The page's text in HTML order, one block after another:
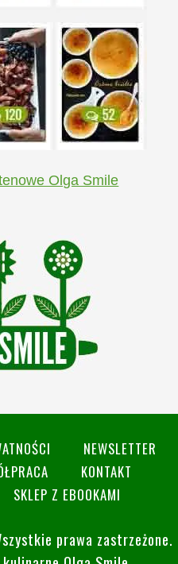
Olga Smile
NEWSLETTER
KONTAKT
SKLEP Z EBOOKAMI
prawa zastrzeżone.